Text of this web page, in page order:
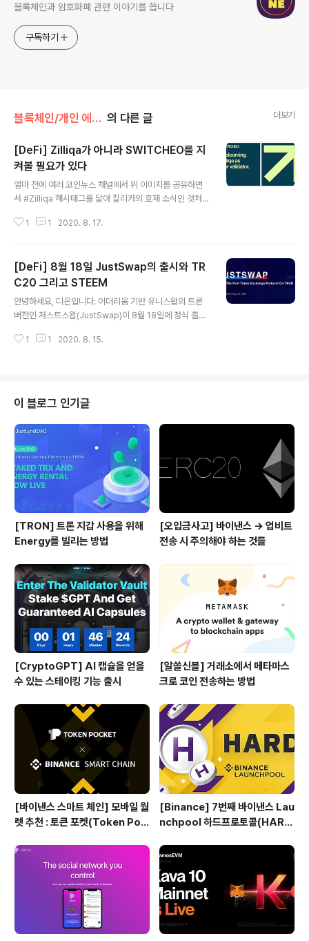
블록체인과 암호화폐 관련 이야기를 씁니다
구독하기
블록체인/개인 에세이(dCRYPTO) 의 다른 글 더보기
[DeFi] Zilliqa가 아니라 SWITCHEO를 지
켜볼 필요가 있다
얼마 전에 여러 코인뉴스 채널에서 위 이미지를 공유하면
서 #Zilliqa 해시태그를 달아 질리카의 호재 소식인 것처럼
아니라 스위치오(Switcheo)라고 할 수 있습니다. 당초 N
한 프로덕트에 비해 가장 저평가되어 있고 잘 알려지지 De
Fi팀 중 하나라고 할 수 있습니다. 지난 몇 년 동안 네오의
엄청난 부진 속에서도 끊임 없는 개발을 지속해왔고, 얼마
전에는 Switcheo Network에서 SWITCHEO로 로고와
이름을 리브랜드 하였습니다. 현재 스위치오의 덱스는 이
미 구축이 되어 꽤나 많은 거래가 있어왔고 NEO의 NEP-
1 1 2020. 8. 17.
[DeFi] 8월 18일 JustSwap의 출시와 TR
C20 그리고 STEEM
안녕하세요, 디온입니다. 이더리움 기반 유니스왑의 트론
버전인 저스트스왑(JustSwap)이 8월 18일에 정식 출시
격이 오르는 분위기 때문인지, JustSwap에 대한 기대감
드리고, 저스트스왑 출시 이후 가장 많은 주목을 받을 가능
성이 있는 TRC20토큰, 저스트스왑과의 파트너십을 통한
STEEM의 가능성 등에 한 번 소개를 드리도록 하겠습니
다. #1. JustSwap이란? 저스트스왑은 아주 간단하게는
이더리움 유니스왑(Uniswap)의 트론 버전이라고 생각하
시면 됩니다. ..
1 1 2020. 8. 15.
이 블로그 인기글
[TRON] 트론 지갑 사용을 위해
Energy를 빌리는 방법
[오입금사고] 바이낸스 → 업비트
전송 시 주의해야 하는 것들
[CryptoGPT] AI 캡슐을 얻을
수 있는 스테이킹 기능 출시
[알쓸신블] 거래소에서 메타마스
크로 코인 전송하는 방법
[바이낸스 스마트 체인] 모바일 월
렛 추천 : 토큰 포켓(Token Poc
[Binance] 7번째 바이낸스 Lau
nchpool 하드프로토콜(HAR